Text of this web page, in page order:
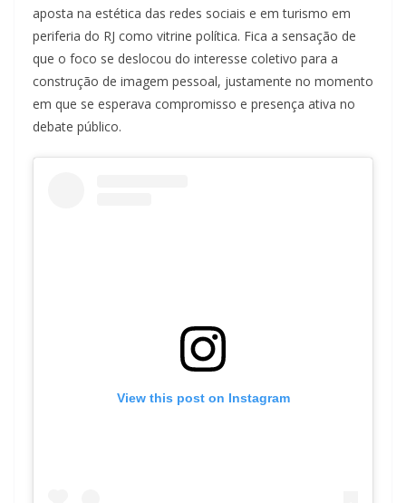
aposta na estética das redes sociais e em turismo em
periferia do RJ como vitrine política. Fica a sensação de
que o foco se deslocou do interesse coletivo para a
construção de imagem pessoal, justamente no momento
em que se esperava compromisso e presença ativa no
debate público.
View this post on Instagram